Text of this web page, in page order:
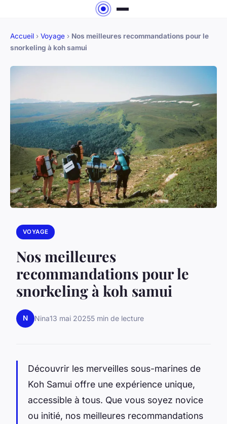
Accueil › Voyage › Nos meilleures recommandations pour le
snorkeling à koh samui
VOYAGE
Nos meilleures
recommandations pour le
snorkeling à koh samui
N Nina13 mai 20255 min de lecture
Découvrir les merveilles sous-marines de
Koh Samui offre une expérience unique,
accessible à tous. Que vous soyez novice
ou initié, nos meilleures recommandations